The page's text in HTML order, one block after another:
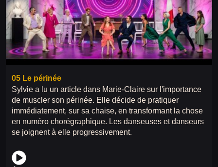
05 Le périnée
Sylvie a lu un article dans Marie-Claire sur l'importance
de muscler son périnée. Elle décide de pratiquer
immédiatement, sur sa chaise, en transformant la chose
en numéro chorégraphique. Les danseuses et danseurs
se joignent à elle progressivement.